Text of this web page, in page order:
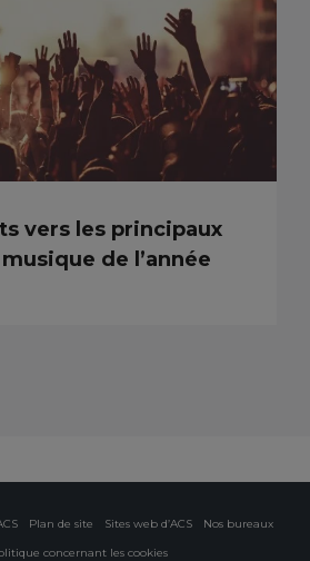
vers les principaux
de l’année
Plan de site Sites web d’ACS
Nos bureaux
concernant les cookies